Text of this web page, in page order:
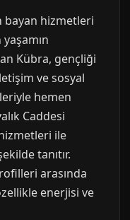
bayan hizmetleri
Kübra, gençliği
ve sosyal
hemen
Caddesi
ile
tanıtır.
arasında
enerjisi ve